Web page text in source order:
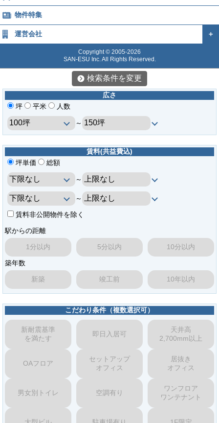
検索条件を変更
広さ
坪
平米 人数
～
賃料(共益費込)
坪単価
総額
～
～
賃料非公開物件を除く
駅からの距離
1分以内 5分以内 10分以内
築年数
新築 竣工前 10年以内
こだわり条件（複数選択可）
新耐震基準
を満たす
即日入居可
天井高
2,700mm以上
OAフロア
セットアップ
オフィス
居抜き
オフィス
男女別トイレ 空調有り
ワンフロア
ワンテナント
物件特集
運営会社 ＋
Copyright © 2005-2026
SAN-ESU Inc. All Rights Reserved.